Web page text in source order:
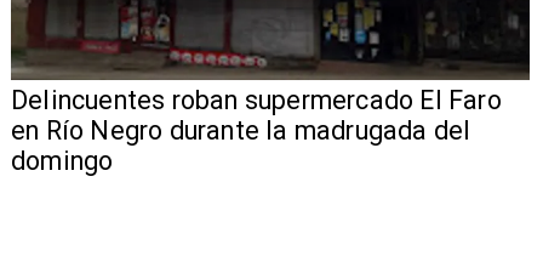
Delincuentes roban supermercado El Faro
en Río Negro durante la madrugada del
domingo